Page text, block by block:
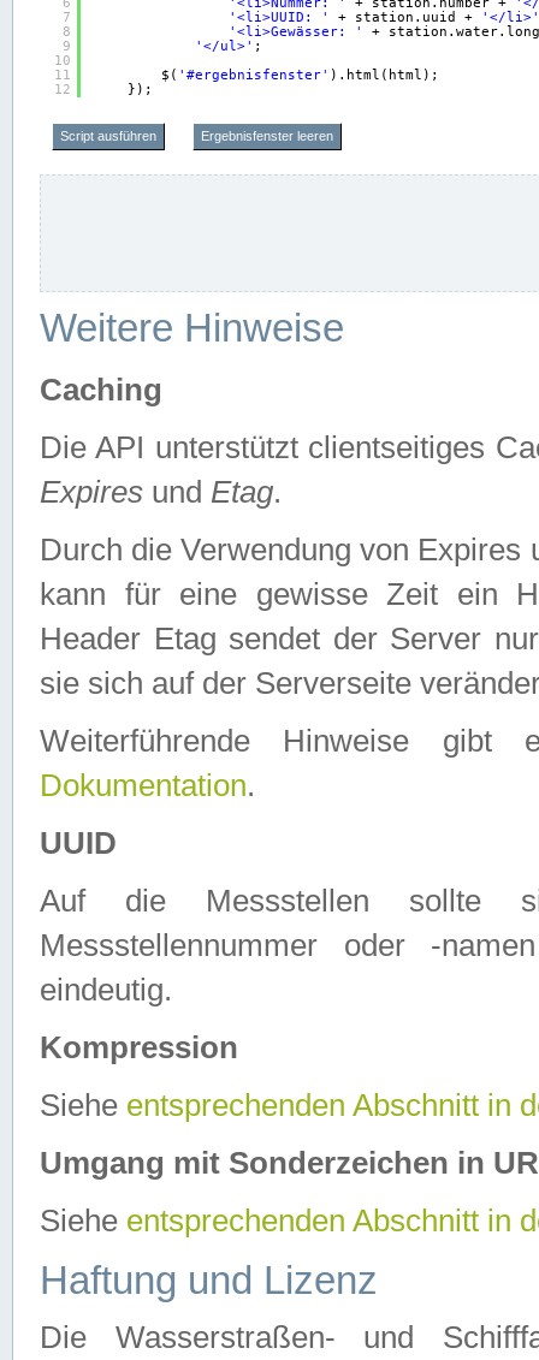
7
8
9
10
11
12
'<li>UUID: '
+ station.uuid +
'</li>'
'<li>Gewässer: '
+
'</ul>' ;
$( '#ergebnisfenster' ).html(html);
});
Script ausführen Ergebnisfenster leeren
Weitere Hinweise
Caching
Die API unterstützt clientseitiges
Expires und Etag.
Durch die Verwendung von
kann für eine gewisse Zeit ein
Header Etag sendet der Server
sie sich auf der Serverseite
Weiterführende Hinweise
Dokumentation.
UUID
Auf die Messstellen sollte
Messstellennummer oder -
eindeutig.
Kompression
Siehe entsprechenden Abschnitt in
Umgang mit Sonderzeichen in
Siehe entsprechenden Abschnitt in
Haftung und Lizenz
Die Wasserstraßen- und